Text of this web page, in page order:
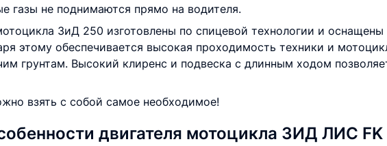
газы не поднимаются прямо на водителя.
ЗиД 250 изготовлены по спицевой технологии и
этому обеспечивается высокая проходимость техники и
грунтам. Высокий клиренс и подвеска с длинным ходом
взять с собой самое необходимое!
двигателя мотоцикла ЗИД ЛИС FK